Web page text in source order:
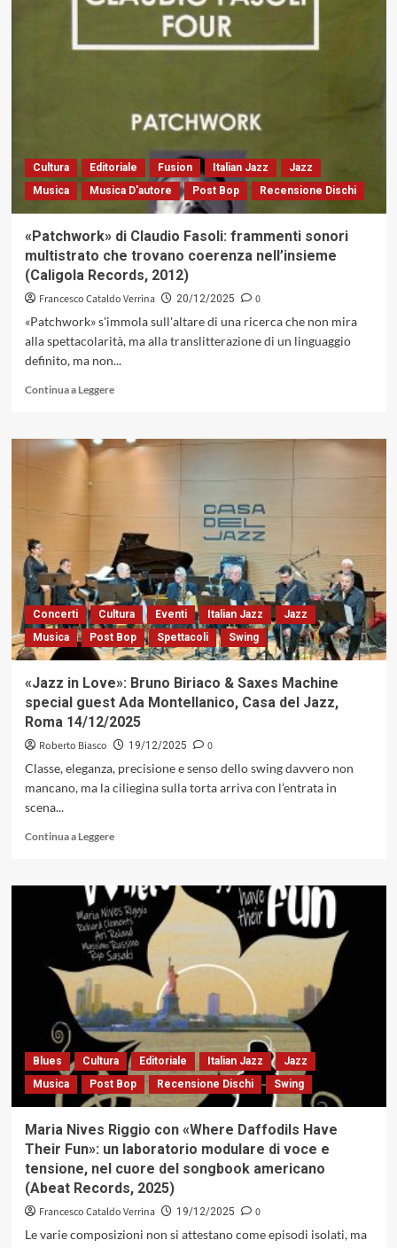
La
di
nuova
fusion
«Pat
Metheny
Group»
Cultura Editoriale Fusion Italian Jazz
Jazz
Musica
Musica D'autore Post Bop Recensione Dischi
«Patchwork» di Claudio Fasoli: frammenti sonori
multistrato che trovano coerenza nell’insieme
(Caligola Records, 2012)
Francesco Cataldo Verrina 20/12/2025
0
«Patchwork» s'immola sull'altare di una ricerca che non mira
alla spettacolarità, ma alla translitterazione di un linguaggio
definito, ma non...
Continua a LeggereLeggi
su
«Patchwork»
sonori
multistrato
che
trovano
coerenza
nell’insieme
(Caligola
Records,
Concerti Cultura Eventi Italian Jazz
Jazz
Musica
Post Bop Spettacoli Swing
«Jazz in Love»: Bruno Biriaco & Saxes Machine
special guest Ada Montellanico, Casa del Jazz,
Roma 14/12/2025
Roberto Biasco 19/12/2025
0
Classe, eleganza, precisione e senso dello swing davvero non
mancano, ma la ciliegina sulla torta arriva con l’entrata in
scena...
Continua a LeggereLeggi
su
«Jazz
in
Love»:
Bruno
Biriaco
Saxes
Machine
special
guest
Ada
Montellanico,
Casa
Jazz,
Roma
14/12/2025
Blues Cultura Editoriale Italian Jazz
Jazz
Musica
Post Bop Recensione Dischi Swing
Maria Nives Riggio con «Where Daffodils Have
Their Fun»: un laboratorio modulare di voce e
tensione, nel cuore del songbook americano
(Abeat Records, 2025)
Francesco Cataldo Verrina 19/12/2025
0
Le varie composizioni non si attestano come episodi isolati, ma